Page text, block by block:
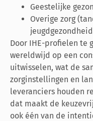
Geestelijke
Overige zorg
Door IHE-profielen te
wereldwijd op een
uitwisselen, wat de
zorginstellingen en
leveranciers houden
dat maakt de
ook één van de